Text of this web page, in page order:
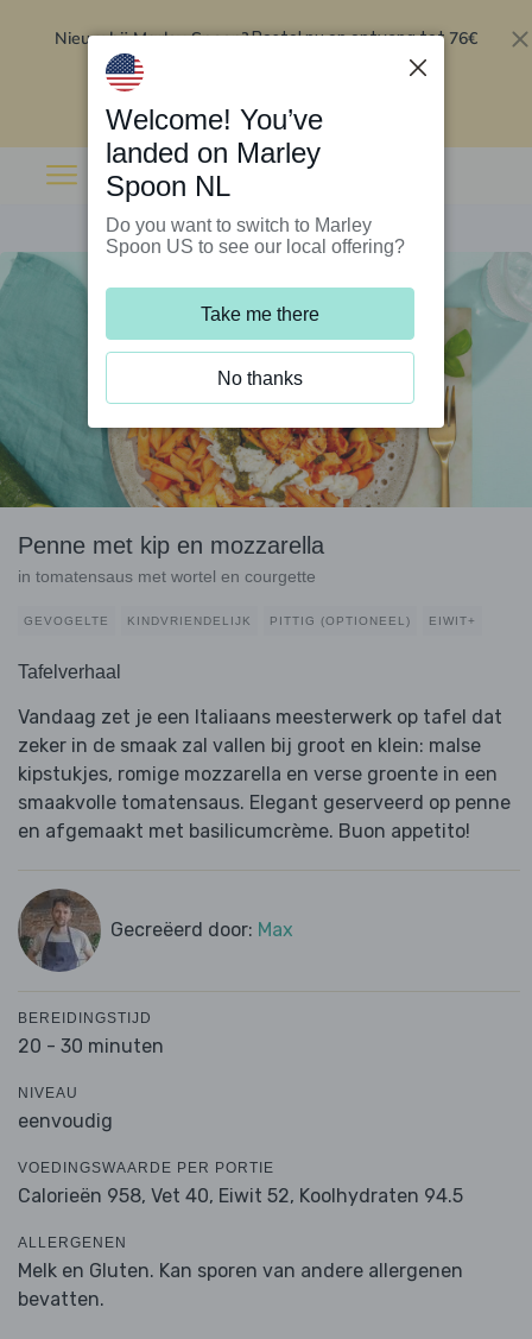
Nieuw bij Marley Spoon?Bestel nu en ontvang tot 76€
Penne met kip en mozzarella
in tomatensaus met wortel en courgette
GEVOGELTE KINDVRIENDELIJK PITTIG (OPTIONEEL) EIWIT+
Tafelverhaal
Vandaag zet je een Italiaans meesterwerk op tafel dat
zeker in de smaak zal vallen bij groot en klein: malse
kipstukjes, romige mozzarella en verse groente in een
smaakvolle tomatensaus. Elegant geserveerd op penne
en afgemaakt met basilicumcrème. Buon appetito!
Gecreëerd door: Max
BEREIDINGSTIJD
20 - 30 minuten
NIVEAU
eenvoudig
VOEDINGSWAARDE PER PORTIE
Calorieën 958, Vet 40, Eiwit 52, Koolhydraten 94.5
ALLERGENEN
Melk en Gluten. Kan sporen van andere allergenen
bevatten.
Welcome! You’ve
landed on Marley
Spoon NL
Do you want to switch to Marley
Spoon US to see our local offering?
Take me there
No thanks